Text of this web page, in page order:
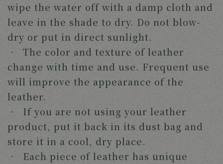
wipe the water off with a damp cloth and
leave in the shade to dry. Do not blow-
dry or put in direct sunlight.
‧ The color and texture of leather
change with time and use. Frequent use
will improve the appearance of the
leather.
‧ If you are not using your leather
product, put it back in its dust bag and
store it in a cool, dry place.
‧ Each piece of leather has unique